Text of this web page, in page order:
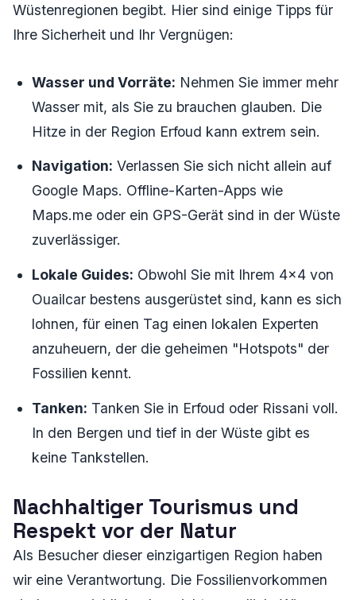
Wüstenregionen begibt. Hier sind einige Tipps für
Ihre Sicherheit und Ihr Vergnügen:
Wasser und Vorräte: Nehmen Sie immer mehr
Wasser mit, als Sie zu brauchen glauben. Die
Hitze in der Region Erfoud kann extrem sein.
Navigation: Verlassen Sie sich nicht allein auf
Google Maps. Offline-Karten-Apps wie
Maps.me oder ein GPS-Gerät sind in der Wüste
zuverlässiger.
Lokale Guides: Obwohl Sie mit Ihrem 4x4 von
Ouailcar bestens ausgerüstet sind, kann es sich
lohnen, für einen Tag einen lokalen Experten
anzuheuern, der die geheimen "Hotspots" der
Fossilien kennt.
Tanken: Tanken Sie in Erfoud oder Rissani voll.
In den Bergen und tief in der Wüste gibt es
keine Tankstellen.
Nachhaltiger Tourismus und
Respekt vor der Natur
Als Besucher dieser einzigartigen Region haben
wir eine Verantwortung. Die Fossilienvorkommen